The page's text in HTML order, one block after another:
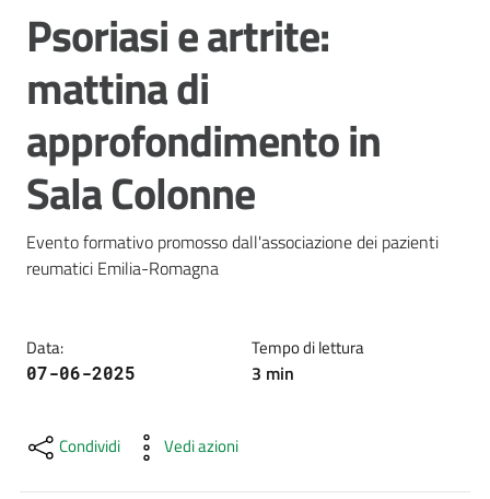
Sanitaria Locale
di Piacenza
e
percorsi
di
cura
fare
per...
Strutture
e
Salta al contenuto
Psoriasi e artrite:
mattina di
approfondimento in
Sala Colonne
Evento formativo promosso dall'associazione dei pazienti
reumatici Emilia-Romagna
Data:
07-06-2025
Tempo di lettura
3 min
Condividi Vedi azioni